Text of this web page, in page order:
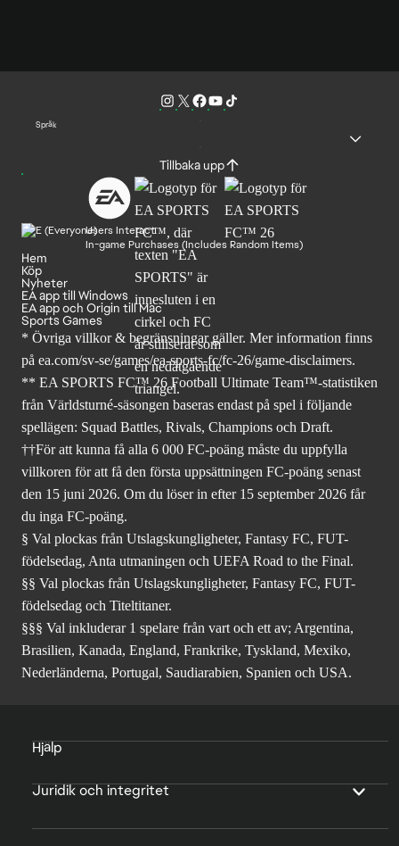
Språk
Tillbaka upp
Users Interact
In-game Purchases (Includes Random Items)
Hem
Köp
Nyheter
EA app till Windows
EA app och Origin till Mac
Sports Games
* Övriga villkor & begränsningar gäller. Merinformation finns
på ea.com/sv-se/games/ea-sports-fc/fc-26/game-disclaimers.
** EA SPORTS FC™ 26 Football Ultimate Team™-statistiken
från Världsturné-säsongen baseras endast på spel i följande
spellägen: Squad Battles, Rivals, Champions och Draft.
††För att kunna få alla 6 000 FC-poäng måste du uppfylla
villkoren för att få den första uppsättningen FC-poäng senast
den 15 juni 2026. Om du löser in efter 15 september 2026 får
du inga FC-poäng.
§ Val plockas från Utslagskungligheter, Fantasy FC, FUT-
födelsedag, Anta utmaningen och UEFA Road to the Final.
§§ Val plockas från Utslagskungligheter, Fantasy FC, FUT-
födelsedag och Titeltitaner.
§§§ Val inkluderar 1 spelare från vart och ett av; Argentina,
Brasilien, Kanada, England, Frankrike, Tyskland, Mexiko,
Nederländerna, Portugal, Saudiarabien, Spanien och USA.
Hjälp
Juridik och integritet